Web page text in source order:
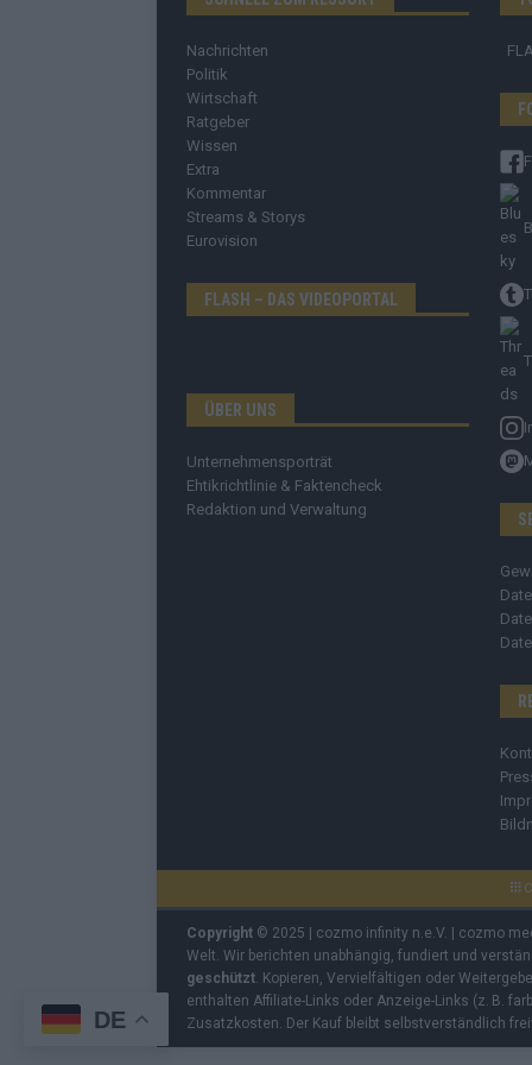
Nachrichten
Politik
Wirtschaft
Ratgeber
Wissen
Extra
Kommentar
Streams & Storys
Eurovision
FLASH – DAS VIDEOPORTAL
ÜBER UNS
Unternehmensporträt
Ehtikrichtlinie & Faktencheck
Redaktion und Verwaltung
Copyright © 2025 | cozmo infinity n.e.V. | cozmo
Welt. Wir berichten unabhängig, fundiert und
geschützt. Kopieren, Vervielfältigen oder
enthalten Affiliate-Links oder Anzeige-Links (z. B.
Zusatzkosten. Der Kauf bleibt selbstverständlich
DE